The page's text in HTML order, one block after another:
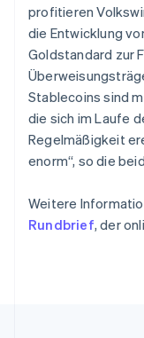
profitieren
die Entwicklung
Goldstandard zur
Stablecoins sind
die sich im Laufe
Regelmäßigkeit
enorm“, so die
Weitere
Rundbrief, der
Slowenien
EnglishItaliano
China
English简体中文
Spanien
Español English
Thailand
ไทยEnglish
Tschechische
Ungarn
English